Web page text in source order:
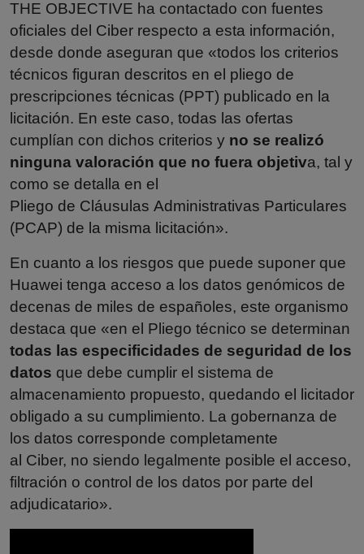
THE OBJECTIVE ha contactado con fuentes
oficiales del Ciber respecto a esta información,
desde donde aseguran que «todos los criterios
técnicos figuran descritos en el pliego de
prescripciones técnicas (PPT) publicado en la
licitación. En este caso, todas las ofertas
cumplían con dichos criterios y no se realizó
ninguna valoración que no fuera objetiva, tal y
como se detalla en el
Pliego de Cláusulas Administrativas Particulares
(PCAP) de la misma licitación».
En cuanto a los riesgos que puede suponer que
Huawei tenga acceso a los datos genómicos de
decenas de miles de españoles, este organismo
destaca que «en el Pliego técnico se determinan
todas las especificidades de seguridad de los
datos que debe cumplir el sistema de
almacenamiento propuesto, quedando el licitador
obligado a su cumplimiento. La gobernanza de
los datos corresponde completamente
al Ciber, no siendo legalmente posible el acceso,
filtración o control de los datos por parte del
adjudicatario».